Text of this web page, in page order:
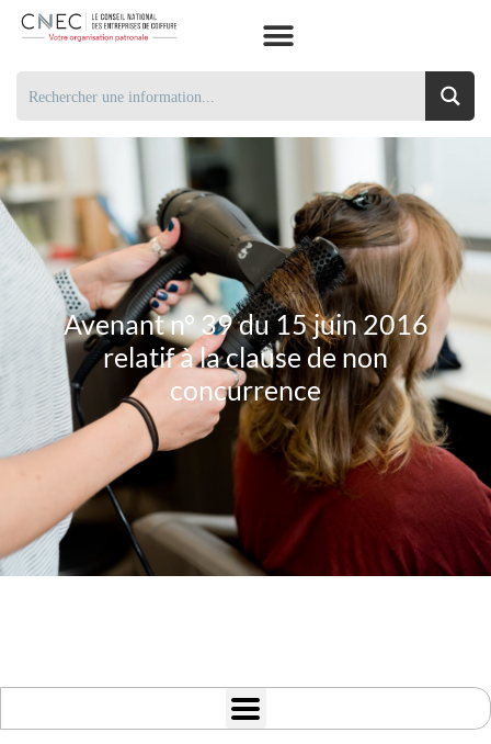
Avenant n° 39 du 15 juin 2016
relatif à la clause de non
concurrence